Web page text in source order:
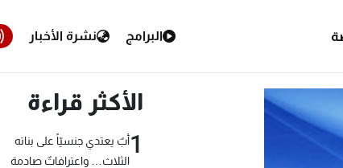
البرامج نشرة الأخبار
الأكثر قراءة
1أبٌ يعتدي جنسيّاً على بناته
الثلاث… واعترافاتٌ صادمة